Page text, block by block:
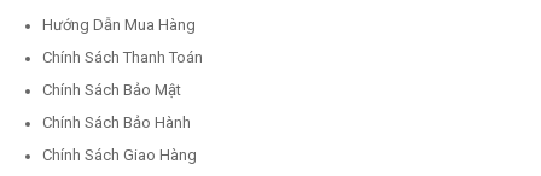
Hướng Dẫn Mua Hàng
Chính Sách Thanh Toán
Chính Sách Bảo Mật
Chính Sách Bảo Hành
Chính Sách Giao Hàng